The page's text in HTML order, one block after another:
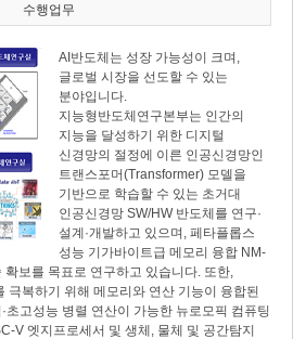
수행업무
AI반도체는 성장 가능성이 크며,
글로벌 시장을 선도할 수 있는
분야입니다.
지능형반도체연구본부는 인간의
지능을 달성하기 위한 디지털
신경망의 절정에 이른 인공신경망인
트랜스포머(Transformer) 모델을
기반으로 학습할 수 있는 초거대
인공신경망 SW/HW 반도체를 연구·
설계·개발하고 있으며, 페타플롭스
성능 기가바이트급 메모리 융합 NM-
확보를 목표로 연구하고 있습니다. 또한,
극복하기 위해 메모리와 연산 기능이 융합된
초고성능 병렬 연산이 가능한 뉴로모픽 컴퓨팅
V 엣지프로세서 및 생체, 물체 및 공간탐지